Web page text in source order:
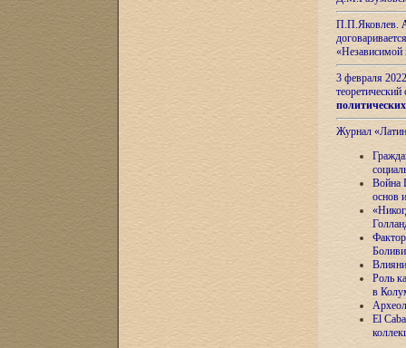
П.П.Яковлев.
«Независимой
3 февраля
теоретический
Журнал
Война
основ
Роль
в
El